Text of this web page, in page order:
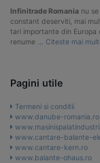
Infinitrade Romania nu
constant deserviti, mai
tari importante din
renume … Citeste mai
Pagini utile
Termeni si conditii
www.danube-romania.ro
www.cantare-balante-
www.cantare-kern.ro
www.balante-ohaus.ro